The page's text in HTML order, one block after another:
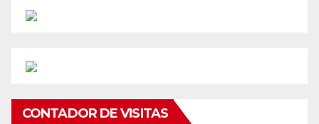
CONTADOR DE VISITAS